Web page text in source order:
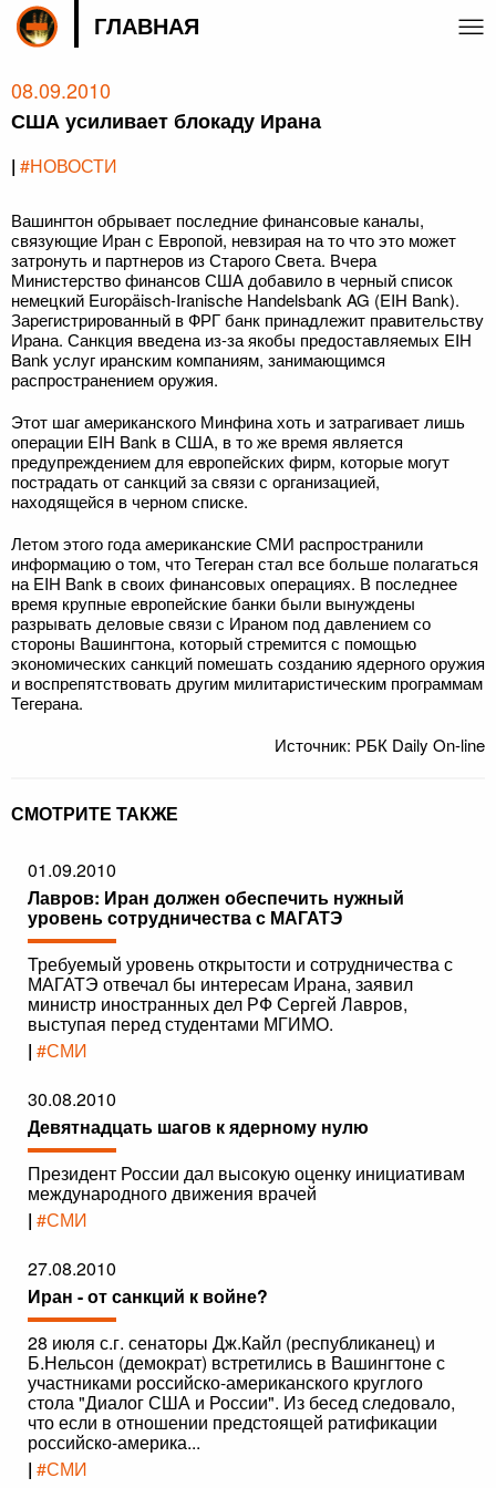
ГЛАВНАЯ
08.09.2010
США усиливает блокаду Ирана
| #НОВОСТИ
Вашингтон обрывает последние финансовые каналы,
связующие Иран с Европой, невзирая на то что это может
затронуть и партнеров из Старого Света. Вчера
Министерство финансов США добавило в черный список
немецкий Europäisch-Iranische Handelsbank AG (EIH Bank).
Зарегистрированный в ФРГ банк принадлежит правительству
Ирана. Санкция введена из-за якобы предоставляемых EIH
Bank услуг иранским компаниям, занимающимся
распространением оружия.
Этот шаг американского Минфина хоть и затрагивает лишь
операции EIH Bank в США, в то же время является
предупреждением для европейских фирм, которые могут
пострадать от санкций за связи с организацией,
находящейся в черном списке.
Летом этого года американские СМИ распространили
информацию о том, что Тегеран стал все больше полагаться
на EIH Bank в своих финансовых операциях. В последнее
время крупные европейские банки были вынуждены
разрывать деловые связи с Ираном под давлением со
стороны Вашингтона, который стремится с помощью
экономических санкций помешать созданию ядерного оружия
и воспрепятствовать другим милитаристическим программам
Тегерана.
Источник: РБК Daily On-line
СМОТРИТЕ ТАКЖЕ
01.09.2010
Лавров: Иран должен обеспечить нужный
уровень сотрудничества с МАГАТЭ
Требуемый уровень открытости и сотрудничества с
МАГАТЭ отвечал бы интересам Ирана, заявил
министр иностранных дел РФ Сергей Лавров,
выступая перед студентами МГИМО.
| #СМИ
30.08.2010
Девятнадцать шагов к ядерному нулю
Президент России дал высокую оценку инициативам
международного движения врачей
| #СМИ
27.08.2010
Иран - от санкций к войне?
28 июля с.г. сенаторы Дж.Кайл (республиканец) и
Б.Нельсон (демократ) встретились в Вашингтоне с
участниками российско-американского круглого
стола "Диалог США и России". Из бесед следовало,
что если в отношении предстоящей ратификации
российско-америка...
| #СМИ